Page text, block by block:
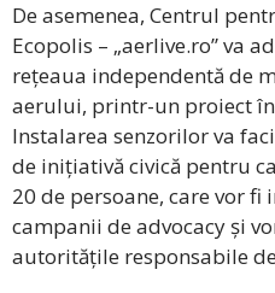
De asemenea, Centrul
Ecopolis – „aerlive.ro” va
rețeaua independentă de
aerului, printr-un proiect
Instalarea senzorilor va
de inițiativă civică pentru
20 de persoane, care vor
campanii de advocacy și
autoritățile responsabile